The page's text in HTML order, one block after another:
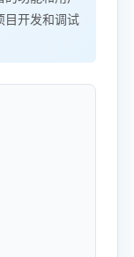
目开发和调试